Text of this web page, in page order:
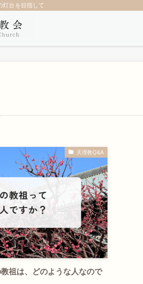
灯台を目指して
天理教Q&A
祖は、どのような人なので